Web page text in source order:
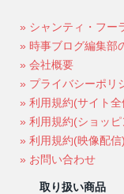
» シャンティ・フー
» 時事ブログ編集部
» 会社概要
» プライバシーポリ
» 利用規約(サイト全
» 利用規約(ショッ
» 利用規約(映像配信)
» お問い合わせ
取り扱い商品